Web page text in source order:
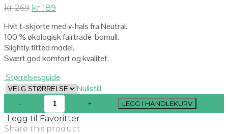
kr269 kr 189
Hvit t-skjorte med v-hals fra Neutral.
100 % økologisk fairtrade-bomull.
Slightly fitted model.
Svært god komfort og kvalitet.
Størrelsesguide
Nullstill
LEGG I HANDLEKURV
Legg til Favoritter
Share this product